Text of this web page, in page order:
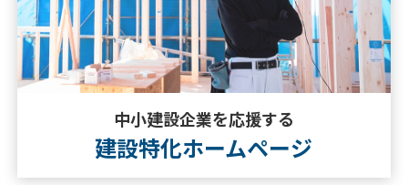
中小建設企業を応援する
建設特化ホームページ